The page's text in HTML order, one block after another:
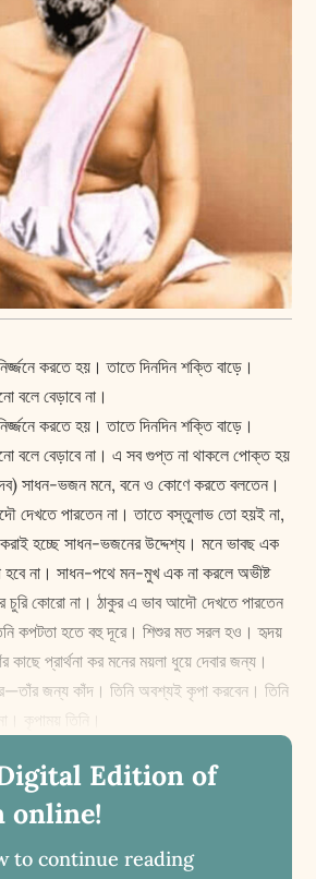
করতে হয়। তাতে দিনদিন শক্তি বাড়ে।
বলে বেড়াবে না।
করতে হয়। তাতে দিনদিন শক্তি বাড়ে।
বলে বেড়াবে না। এ সব গুপ্ত না থাকলে পোক্ত হয়
সাধন-ভজন মনে, বনে ও কোণে করতে বলতেন।
দেখতে পারতেন না। তাতে বস্তুলাভ তো হয়ই না,
হচ্ছে সাধন-ভজনের উদ্দেশ্য। মনে ভাবছ এক
না। সাধন-পথে মন-মুখ এক না করলে অভীষ্ট
চুরি কোরো না। ঠাকুর এ ভাব আদৌ দেখতে পারতেন
কপটতা হতে বহু দূরে। শিশুর মত সরল হও। হৃদয়
প্রার্থনা কর মনের ময়লা ধুয়ে দেবার জন্য।
জন্য কাঁদ। তিনি অবশ্যই কৃপা করবেন। তিনি
Edition of
online!
to continue reading